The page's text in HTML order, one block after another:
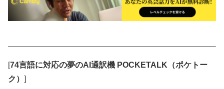
[74言語に対応の夢のAI通訳機 POCKETALK（ポケトー
ク） ]